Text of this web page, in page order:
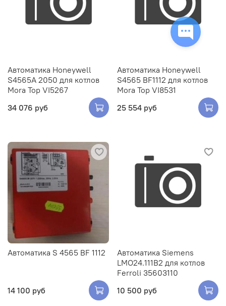
Автоматика Honeywell
S4565A 2050 для котлов
Mora Top VI5267
34 076 руб
Автоматика Honeywell
S4565 BF1112 для котлов
Mora Top VI8531
25 554 руб
Автоматика S 4565 BF 1112
14 100 руб
Автоматика Siemens
LMO24.111B2 для котлов
Ferroli 35603110
10 500 руб
Имя*
Закрыть